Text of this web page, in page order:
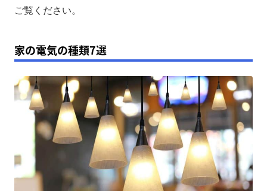
ご覧ください。
家の電気の種類7選